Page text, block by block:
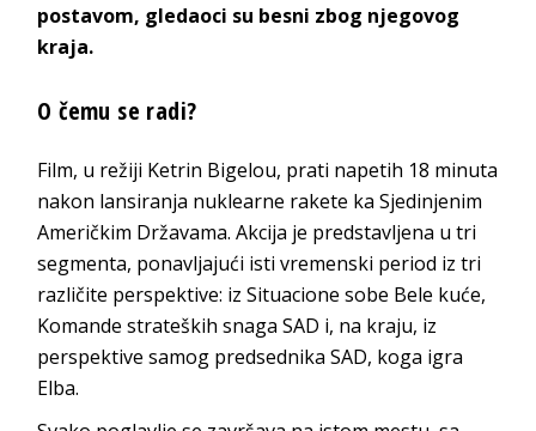
postavom, gledaoci su besni zbog njegovog
kraja.
O čemu se radi?
Film, u režiji Ketrin Bigelou, prati napetih 18 minuta
nakon lansiranja nuklearne rakete ka Sjedinjenim
Američkim Državama. Akcija je predstavljena u tri
segmenta, ponavljajući isti vremenski period iz tri
različite perspektive: iz Situacione sobe Bele kuće,
Komande strateških snaga SAD i, na kraju, iz
perspektive samog predsednika SAD, koga igra
Elba.